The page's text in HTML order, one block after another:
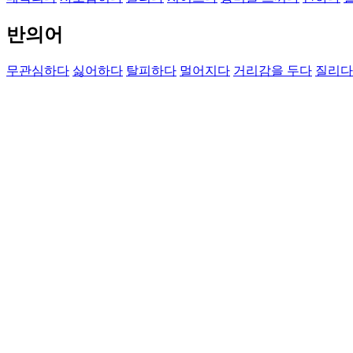
반의어
무관심하다 싫어하다 탈피하다 멀어지다 거리감을 두다 질리다